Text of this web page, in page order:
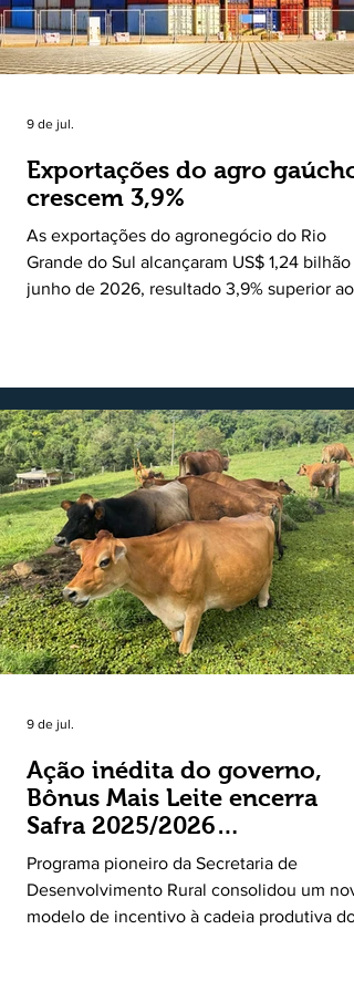
nasceu do
Exportações do agro gaúcho
crescem 3,9%
As exportações do agronegócio do Rio
Grande do Sul alcançaram US$ 1,24 bilhão
junho de 2026, resultado 3,9% superior ao
externas do Estado no período. Segundo a
Assessoria Econômica da Federação da
Agricultura do Estado do Rio Grande do
principal destaque do mês foi a diferença
entre o crescimento da receita e a red
9 de jul.
Ação inédita do governo,
Bônus Mais Leite encerra
Safra 2025/2026
consolidando novo modelo
de apoio aos produtores de
leite
Programa pioneiro da Secretaria de
Desenvolvimento Rural consolidou um
modelo de incentivo à cadeia produtiva do
9 de jul.